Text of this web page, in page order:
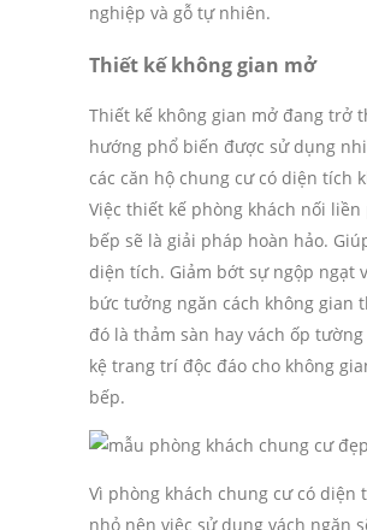
nghiệp và gỗ tự nhiên.
Thiết kế không gian mở
Thiết kế không gian mở đang trở
hướng phổ biến được sử dụng
các căn hộ chung cư có diện tích
Việc thiết kế phòng khách nối liền
bếp sẽ là giải pháp hoàn hảo.
diện tích. Giảm bớt sự ngộp ngạt
bức tưởng ngăn cách không gian
đó là thảm sàn hay vách ốp
kệ trang trí độc đáo cho không
bếp.
Vì phòng khách chung cư có diện
nhỏ nên việc sử dụng vách ngăn